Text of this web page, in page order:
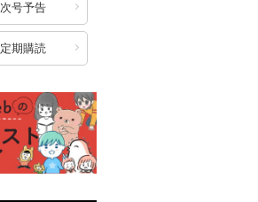
次号予告
定期購読